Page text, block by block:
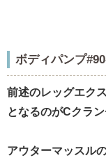
ボディパンプ
前述のレッグエク
となるのがCクラン
アウターマッスル